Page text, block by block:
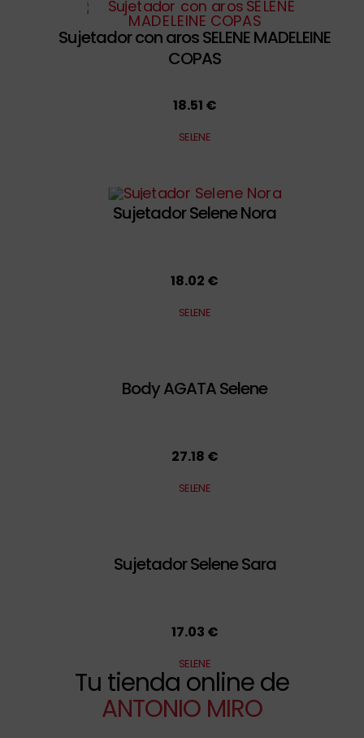
Sujetador con aros SELENE MADELEINE
COPAS
18.51 €
SELENE
Sujetador Selene Nora
18.02 €
SELENE
Body AGATA Selene
27.18 €
SELENE
Sujetador Selene Sara
17.03 €
SELENE
Tu tienda online de
ANTONIO MIRO